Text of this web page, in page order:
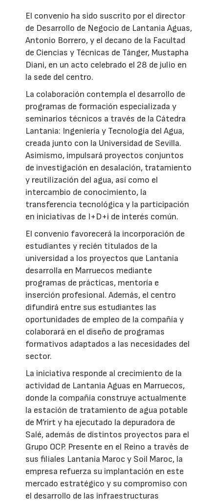
El convenio ha sido suscrito por el director
de Desarrollo de Negocio de Lantania Aguas,
Antonio Borrero, y el decano de la Facultad
de Ciencias y Técnicas de Tánger, Mustapha
Diani, en un acto celebrado el 28 de julio en
la sede del centro.
La colaboración contempla el desarrollo de
programas de formación especializada y
seminarios técnicos a través de la Cátedra
Lantania: Ingeniería y Tecnología del Agua,
creada junto con la Universidad de Sevilla.
Asimismo, impulsará proyectos conjuntos
de investigación en desalación, tratamiento
y reutilización del agua, así como el
intercambio de conocimiento, la
transferencia tecnológica y la participación
en iniciativas de I+D+i de interés común.
El convenio favorecerá la incorporación de
estudiantes y recién titulados de la
universidad a los proyectos que Lantania
desarrolla en Marruecos mediante
programas de prácticas, mentoría e
inserción profesional. Además, el centro
difundirá entre sus estudiantes las
oportunidades de empleo de la compañía y
colaborará en el diseño de programas
formativos adaptados a las necesidades del
sector.
La iniciativa responde al crecimiento de la
actividad de Lantania Aguas en Marruecos,
donde la compañía construye actualmente
la estación de tratamiento de agua potable
de M’rirt y ha ejecutado la depuradora de
Salé, además de distintos proyectos para el
Grupo OCP. Presente en el Reino a través de
sus filiales Lantania Maroc y Soil Maroc, la
empresa refuerza su implantación en este
mercado estratégico y su compromiso con
el desarrollo de las infraestructuras